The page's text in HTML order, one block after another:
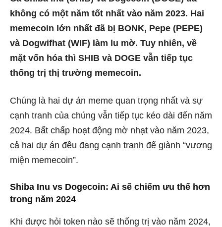
không có một năm tốt nhất vào năm 2023. Hai
memecoin lớn nhất đã bị BONK, Pepe (PEPE)
và Dogwifhat (WIF) làm lu mờ. Tuy nhiên, về
mặt vốn hóa thì SHIB và DOGE vẫn tiếp tục
thống trị thị trường memecoin.
Chúng là hai dự án meme quan trọng nhất và sự
cạnh tranh của chúng vẫn tiếp tục kéo dài đến năm
2024. Bất chấp hoạt động mờ nhạt vào năm 2023,
cả hai dự án đều đang cạnh tranh để giành “vương
miện memecoin”.
Shiba Inu vs Dogecoin: Ai sẽ chiếm ưu thế hơn
trong năm 2024
Khi được hỏi token nào sẽ thống trị vào năm 2024,